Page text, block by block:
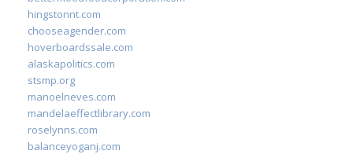
hingstonnt.com
chooseagender.com
hoverboardssale.com
alaskapolitics.com
stsmp.org
manoelneves.com
mandelaeffectlibrary.com
roselynns.com
balanceyoganj.com